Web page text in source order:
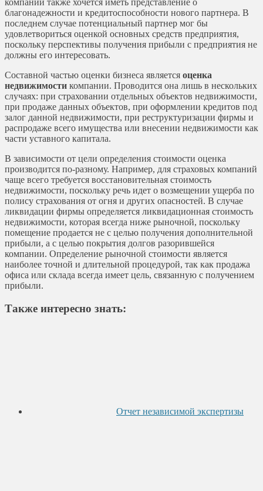
компании также хочется иметь представление о
благонадежности и кредитоспособности нового партнера. В
последнем случае потенциальный партнер мог бы
удовлетвориться оценкой основных средств предприятия,
поскольку перспективы получения прибыли с предприятия не
должны его интересовать.
Составной частью оценки бизнеса является оценка
недвижимости компании. Проводится она лишь в нескольких
случаях: при страховании отдельных объектов недвижимости,
при продаже данных объектов, при оформлении кредитов под
залог данной недвижимости, при реструктуризации фирмы и
распродаже всего имущества или внесении недвижимости как
части уставного капитала.
В зависимости от цели определения стоимости оценка
производится по-разному. Например, для страховых компаний
чаще всего требуется восстановительная стоимость
недвижимости, поскольку речь идет о возмещении ущерба по
полису страхования от огня и других опасностей. В случае
ликвидации фирмы определяется ликвидационная стоимость
недвижимости, которая всегда ниже рыночной, поскольку
помещение продается не с целью получения дополнительной
прибыли, а с целью покрытия долгов разорившейся
компании. Определение рыночной стоимости является
наиболее точной и длительной процедурой, так как продажа
офиса или склада всегда имеет цель, связанную с получением
прибыли.
Также интересно знать:
Отчет независимой экспертизы